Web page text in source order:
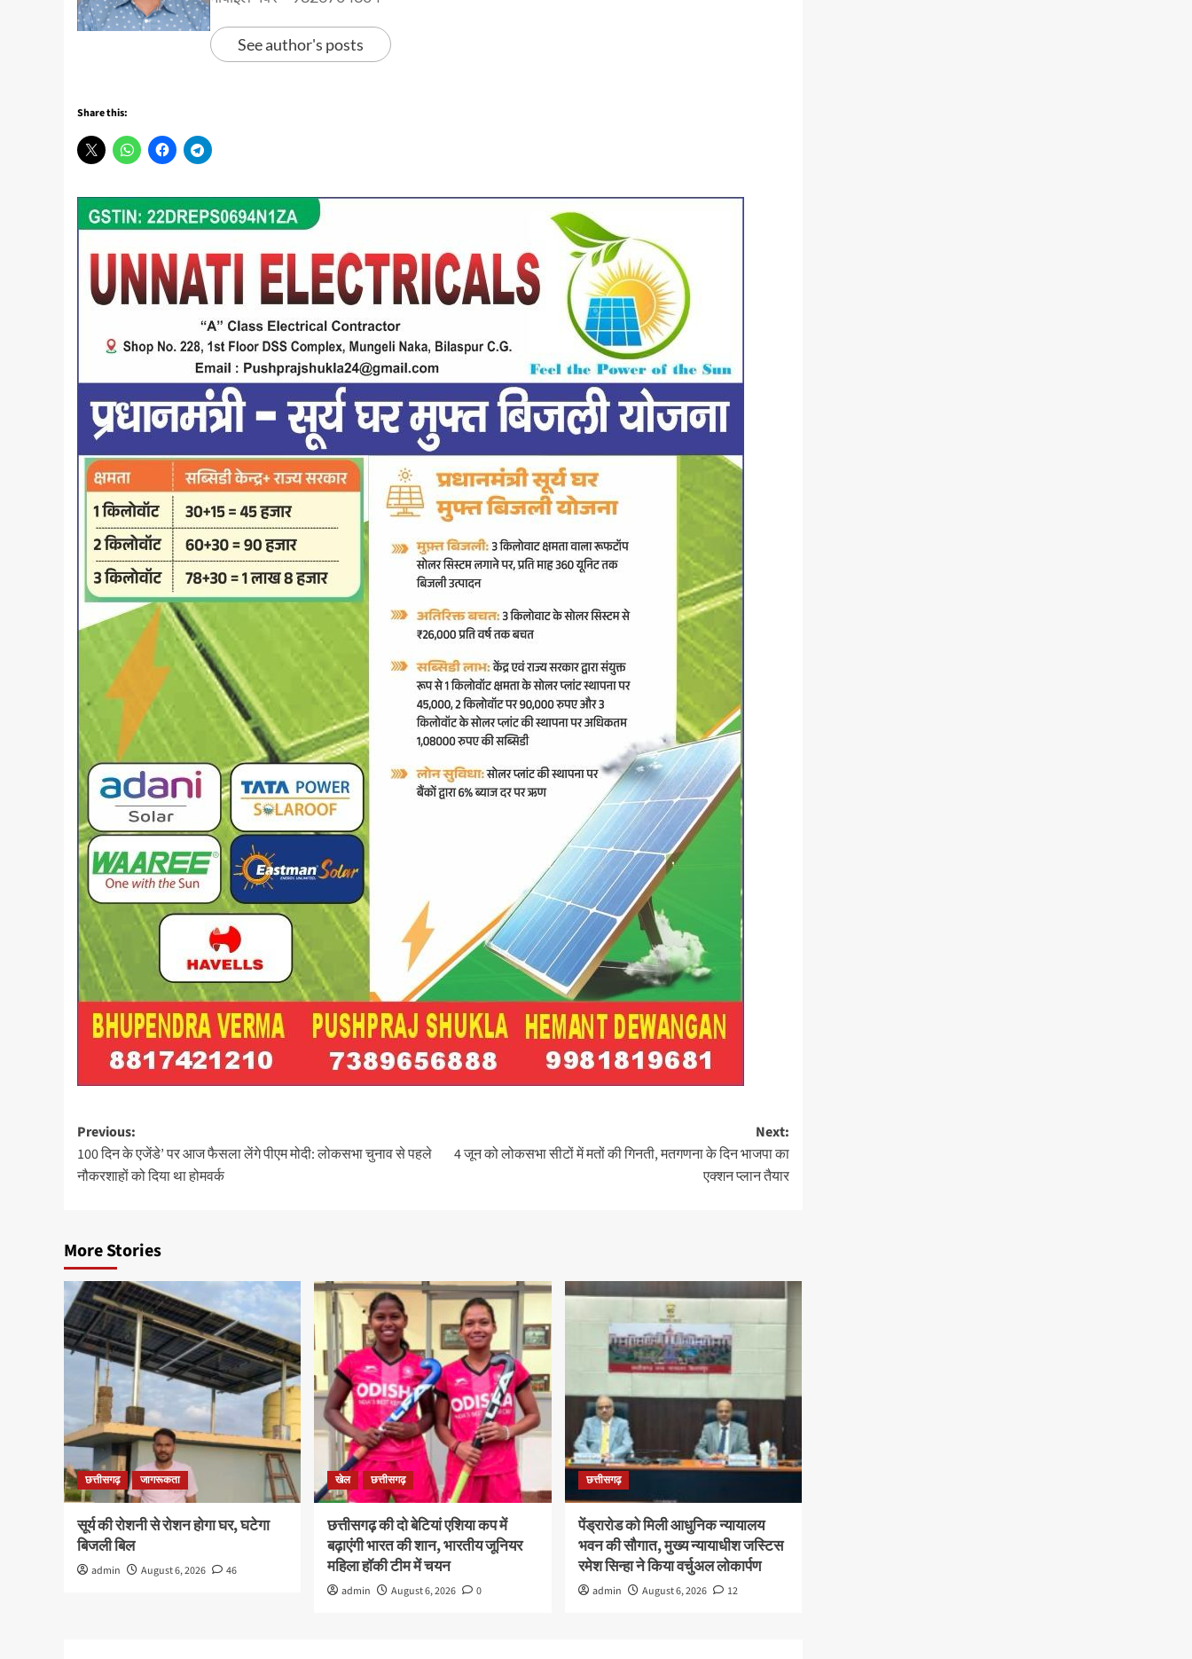
See author's posts
Share this:
Post
navigation
Previous:
100 दिन के एजेंडे’ पर आज फैसला लेंगे पीएम मोदी: लोकसभा चुनाव से पहले
नौकरशाहों को दिया था होमवर्क
Next:
4 जून को लोकसभा सीटों में मतों की गिनती, मतगणना के दिन भाजपा का
एक्शन प्लान तैयार
More Stories
छत्तीसगढ़ जागरूकता
सूर्य की रोशनी से रोशन होगा घर, घटेगा
बिजली बिल
admin August 6, 2026 46
खेल छत्तीसगढ़
छत्तीसगढ़ की दो बेटियां एशिया कप में
बढ़ाएंगी भारत की शान, भारतीय जूनियर
महिला हॉकी टीम में चयन
admin August 6, 2026 0
छत्तीसगढ़
पेंड्रारोड को मिली आधुनिक न्यायालय
भवन की सौगात, मुख्य न्यायाधीश जस्टिस
रमेश सिन्हा ने किया वर्चुअल लोकार्पण
admin August 6, 2026 12